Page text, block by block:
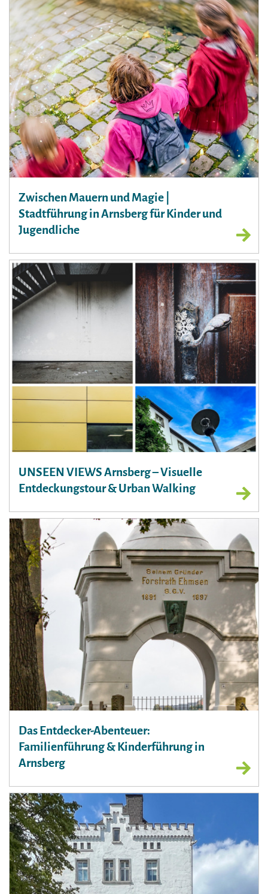
Zwischen Mauern und Magie |
Stadtführung in Arnsberg für Kinder und
Jugendliche
UNSEEN VIEWS Arnsberg – Visuelle
Entdeckungstour & Urban Walking
Das Entdecker-Abenteuer:
Familienführung & Kinderführung in
Arnsberg